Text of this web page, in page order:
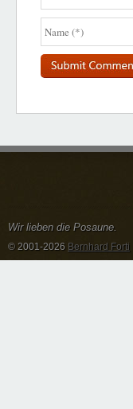
Wir lieben die Posaune.
© 2001-2026 Bernhard Forti